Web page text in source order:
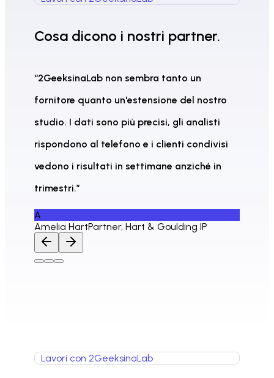
Cosa dicono i nostri partner.
“2GeeksinaLab non sembra tanto un
fornitore quanto un'estensione del nostro
studio. I dati sono più precisi, gli analisti
rispondono al telefono e i clienti condivisi
vedono i risultati in settimane anziché in
trimestri.”
A
Amelia HartPartner, Hart & Goulding IP
Lavori con 2GeeksinaLab